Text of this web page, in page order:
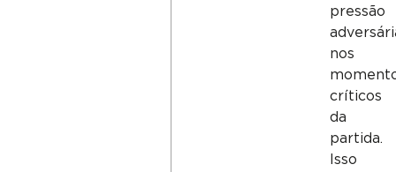
pressão
nos
críticos
da
partida.
Isso